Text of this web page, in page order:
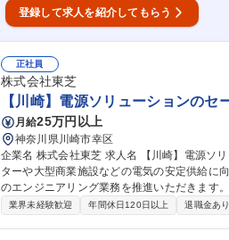
登録して求人を紹介してもらう
正社員
株式会社東芝
【川崎】電源ソリューションの
月給25万円以上
神奈川県川崎市幸区
企業名 株式会社東芝 求人名 【川崎】電源ソリューションのセールスエンジニア|B16 仕事の内容 主にデータセン
ターや大型商業施設などの電気の安定供給に
のエンジニアリング業務を推進いただきます。 【詳細】オフィスビルや商業施設、高速道路、空港、病院、デー
タセンターなどの電力需要の多い施設に対し
業界未経験歓迎 年間休日120日以上 退職金あり